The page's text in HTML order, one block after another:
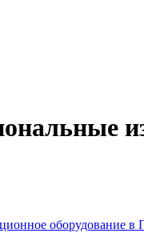
оборудование в